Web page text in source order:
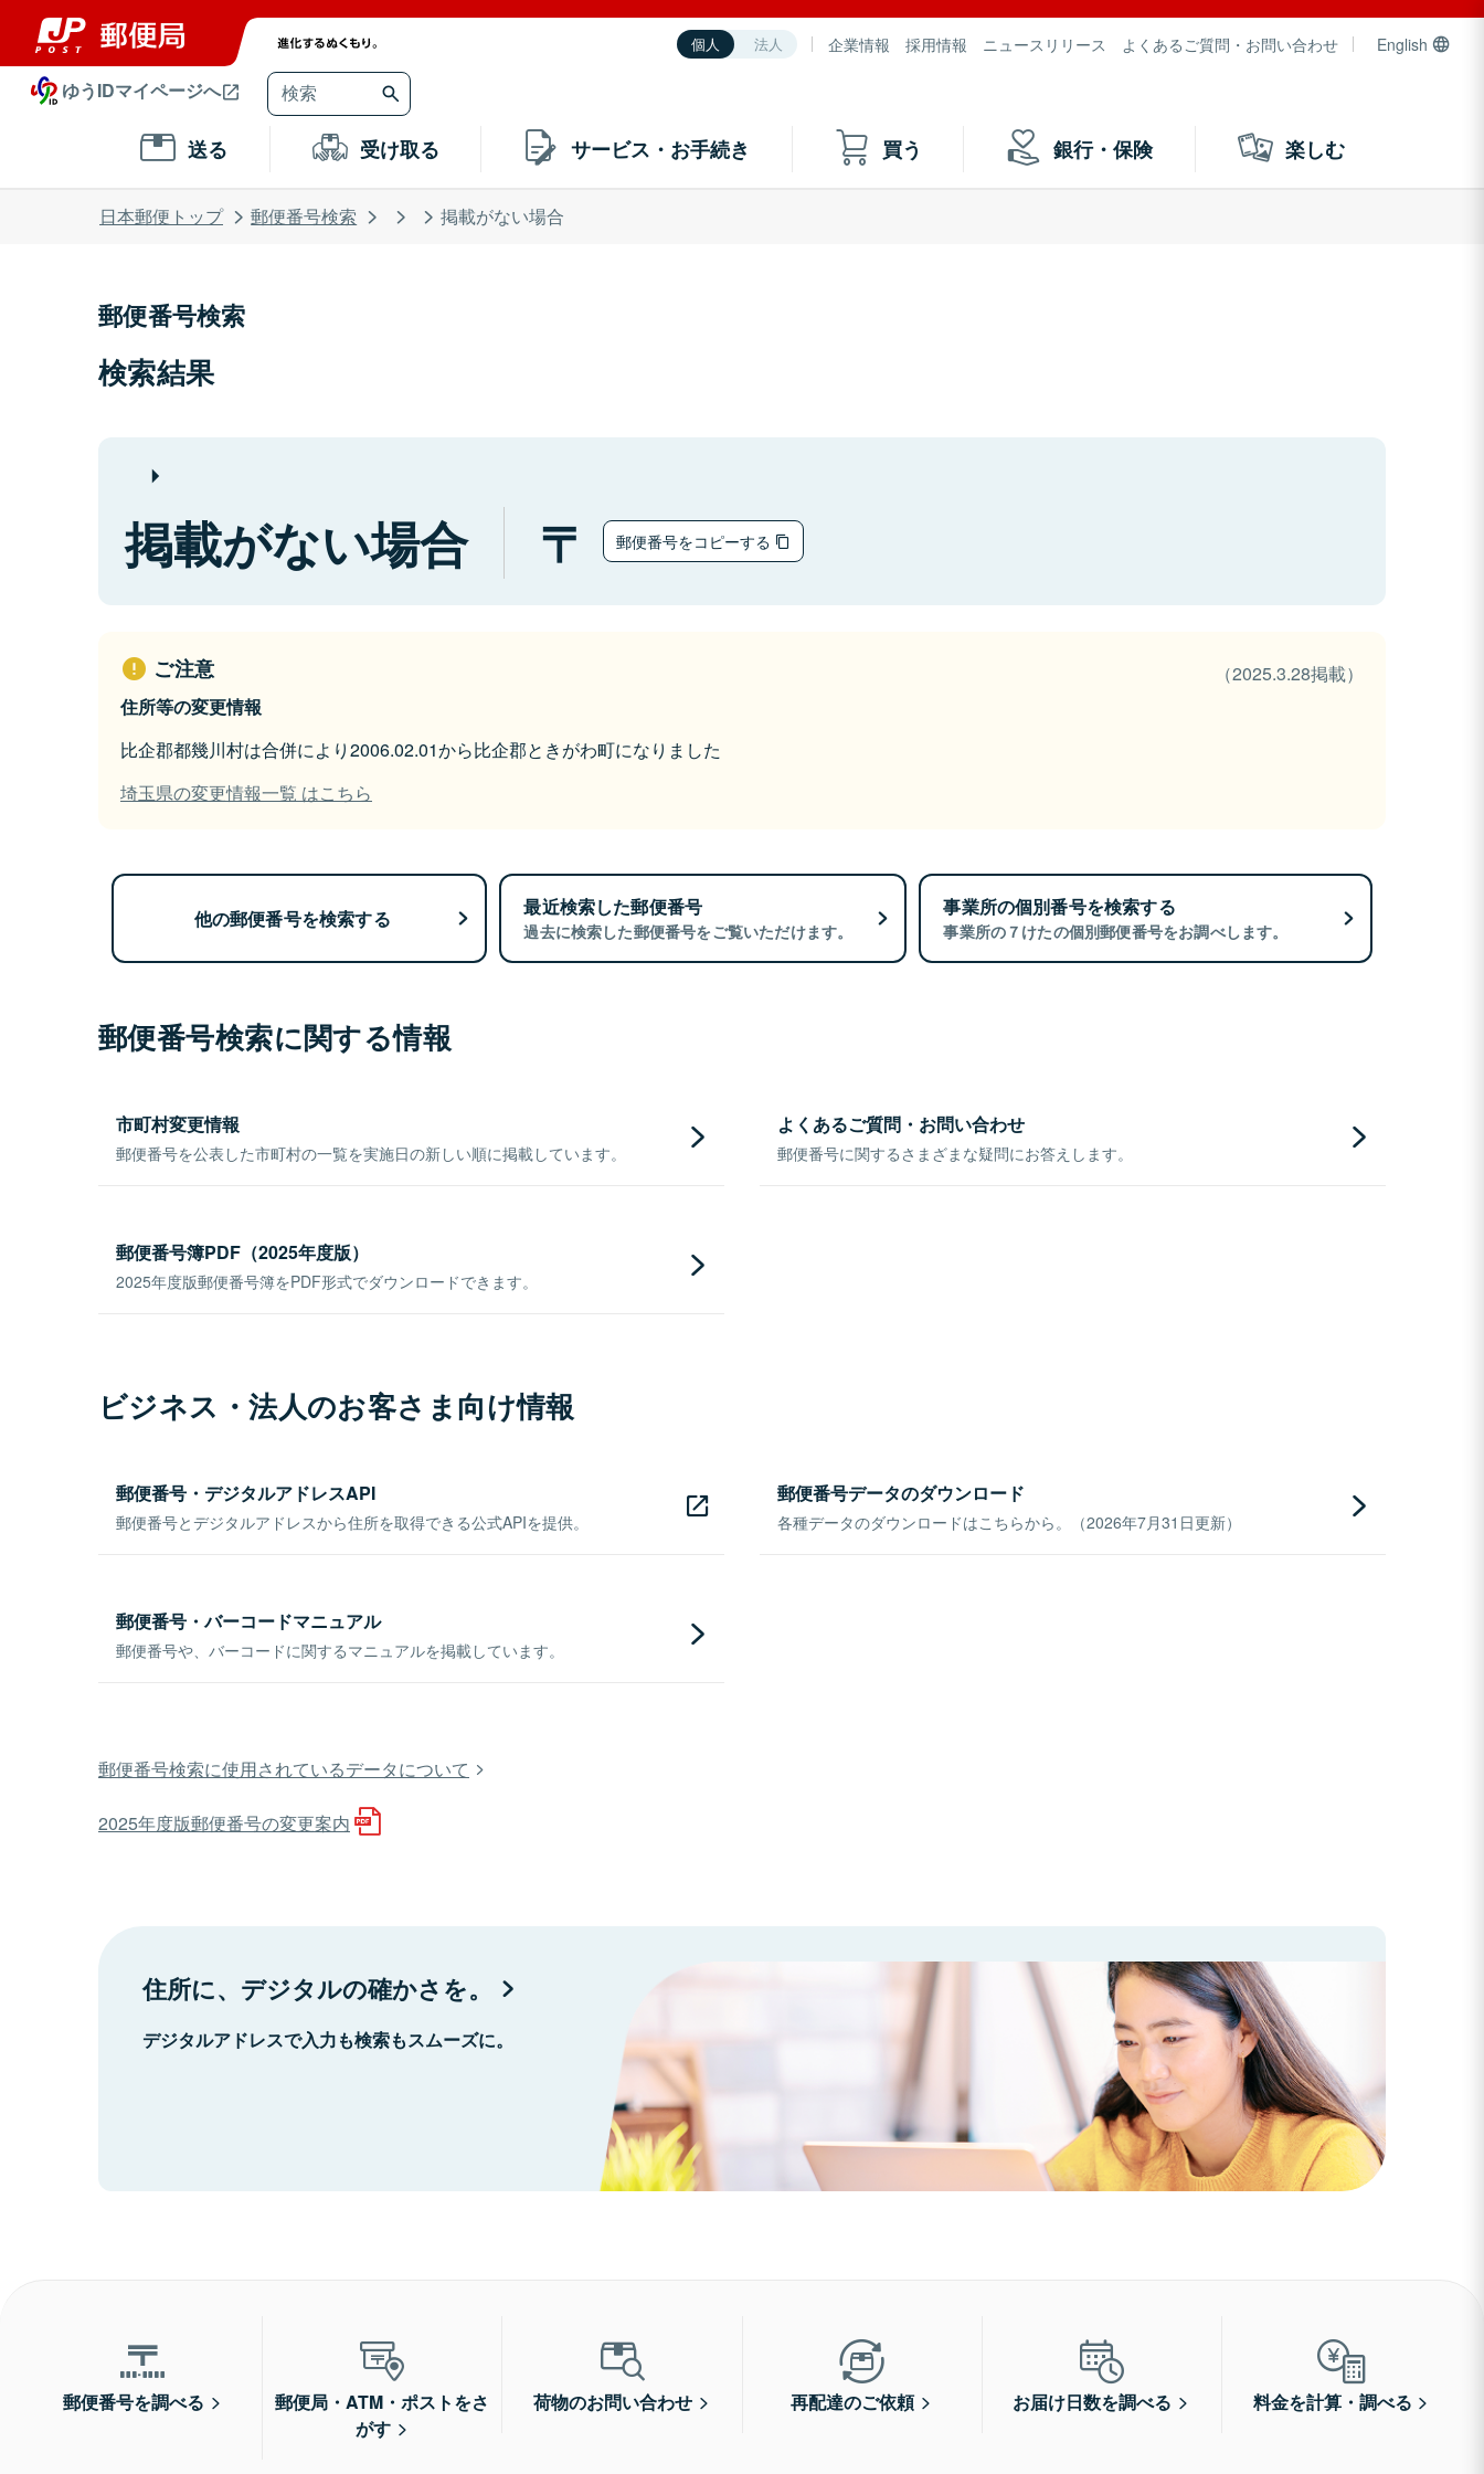
個人 法人 企業情報 採用情報 ニュースリリース よくあるご質問・お問い合わせ English
ゆうIDマイページへ
送る 受け取る サービス・お手続き 買う 銀行・保険 楽しむ
日本郵便トップ 郵便番号検索 掲載がない場合
郵便番号検索
検索結果
掲載がない場合 郵便番号をコピーする
ご注意
（2025.3.28掲載）
住所等の変更情報
比企郡都幾川村は合併により2006.02.01から比企郡ときがわ町になりました
埼玉県の変更情報一覧 はこちら
他の郵便番号を検索する 最近検索した郵便番号
過去に検索した郵便番号をご覧いただけます。
事業所の個別番号を検索する
事業所の７けたの個別郵便番号をお調べします。
郵便番号検索に関する情報
市町村変更情報
郵便番号を公表した市町村の一覧を実施日の新しい順に掲載しています。
よくあるご質問・お問い合わせ
郵便番号に関するさまざまな疑問にお答えします。
郵便番号簿PDF（2025年度版）
2025年度版郵便番号簿をPDF形式でダウンロードできます。
ビジネス・法人のお客さま向け情報
郵便番号・デジタルアドレスAPI
郵便番号とデジタルアドレスから住所を取得できる公式APIを提供。
郵便番号データのダウンロード
各種データのダウンロードはこちらから。（2026年7月31日更新）
郵便番号・バーコードマニュアル
郵便番号や、バーコードに関するマニュアルを掲載しています。
郵便番号検索に使用されているデータについて
2025年度版郵便番号の変更案内
住所に、デジタルの確かさを。
デジタルアドレスで入力も検索もスムーズに。
郵便番号を調べる
郵便局・ATM・ポストをさ
がす
荷物のお問い合わせ 再配達のご依頼 お届け日数を調べる 料金を計算・調べる